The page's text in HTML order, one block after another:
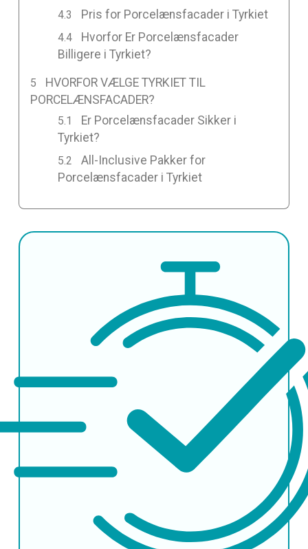
Pris for Porcelænsfacader i Tyrkiet
Hvorfor Er Porcelænsfacader
Billigere i Tyrkiet?
HVORFOR VÆLGE TYRKIET TIL
PORCELÆNSFACADER?
Er Porcelænsfacader Sikker i
Tyrkiet?
All-Inclusive Pakker for
Porcelænsfacader i Tyrkiet